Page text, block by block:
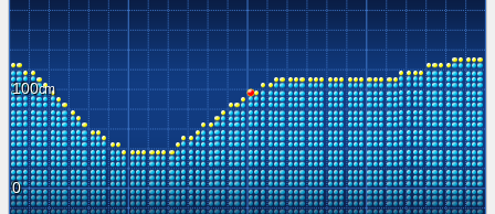
100
0